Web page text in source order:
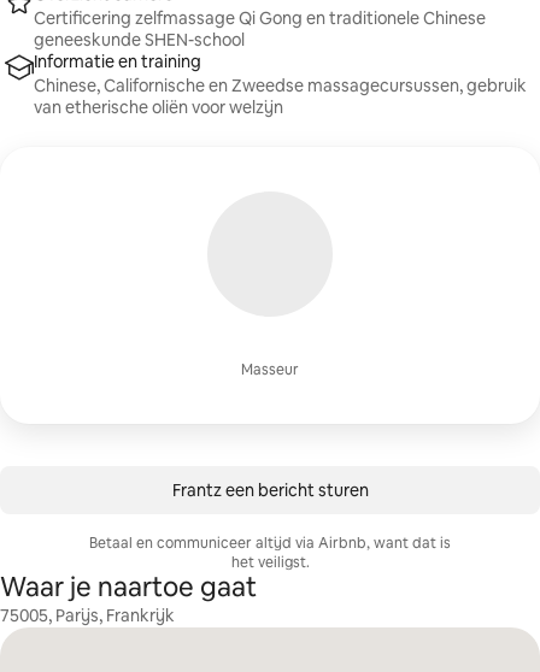
Masseur
Certificering zelfmassage Qi Gong en traditionele Chinese
geneeskunde SHEN-school
Informatie en training
Chinese, Californische en Zweedse massagecursussen, gebruik
van etherische oliën voor welzijn
Frantz een bericht sturen
Betaal en communiceer altijd via Airbnb, want dat is
het veiligst.
Waar je naartoe gaat
75005, Parijs, Frankrijk